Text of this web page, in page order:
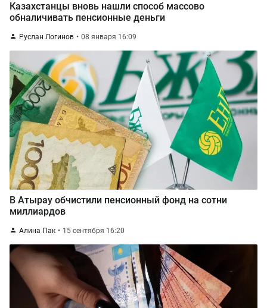
Казахстанцы вновь нашли способ массово
обналичивать пенсионные деньги
Руслан Логинов 08 января 16:09
В Атырау обчистили пенсионный фонд на сотни
миллиардов
Алина Пак 15 сентября 16:20